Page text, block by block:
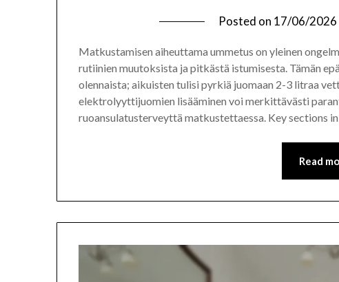
Posted on 17/06/2026
Matkustamisen aiheuttama ummetus on yleinen
rutiinien muutoksista ja pitkästä istumisesta. Tämän
olennaista; aikuisten tulisi pyrkiä juomaan 2-3 litraa
elektrolyyttijuomien lisääminen voi merkittävästi
ruoansulatusterveyttä matkustettaessa. Key sections
Read